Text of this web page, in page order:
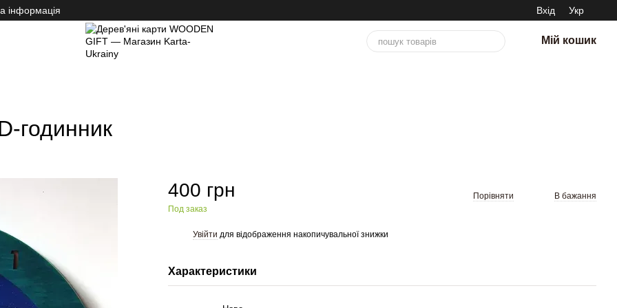
інформація Вхід Укр
Мій кошик
годинник
400 грн
Под заказ
Порівняти В бажання
Увійти для відображення накопичувальної знижки
Характеристики